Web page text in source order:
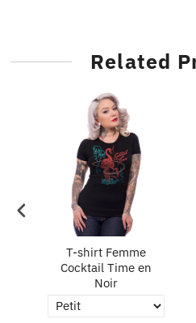
Related
T-shirt Femme
Cocktail Time en
Noir